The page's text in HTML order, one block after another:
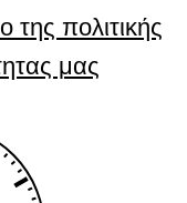
πολιτικής
μας